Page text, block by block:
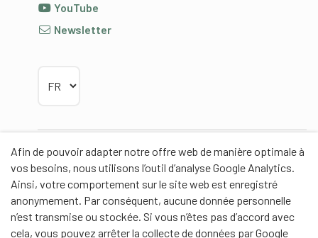
Afin de pouvoir adapter notre offre web de manière optimale à
vos besoins, nous utilisons l’outil d’analyse Google Analytics.
Ainsi, votre comportement sur le site web est enregistré
anonymement. Par conséquent, aucune donnée personnelle
n’est transmise ou stockée. Si vous n’êtes pas d’accord avec
cela, vous pouvez arrêter la collecte de données par Google
YouTube
Newsletter
Partenaires